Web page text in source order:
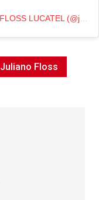
Uma publicação partilhada por JULIANO FLOSS LUCATEL (@julianofloss)
Juliano Floss